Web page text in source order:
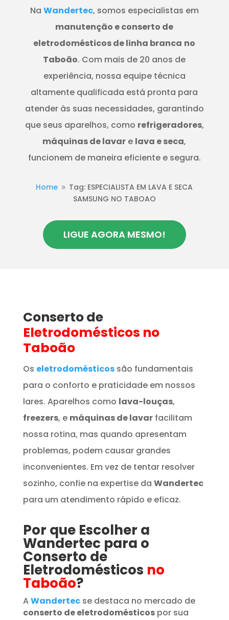
Na Wandertec, somos especialistas em
manutenção e conserto de
eletrodomésticos de linha branca no
Taboão. Com mais de 20 anos de
experiência, nossa equipe técnica
altamente qualificada está pronta para
atender às suas necessidades, garantindo
que seus aparelhos, como refrigeradores,
máquinas de lavar e lava e seca,
funcionem de maneira eficiente e segura.
Home 9 Tag: ESPECIALISTA EM LAVA E SECA
SAMSUNG NO TABOAO
LIGUE AGORA MESMO!
Conserto de
Eletrodomésticos no
Taboão
Os eletrodomésticos são fundamentais
para o conforto e praticidade em nossos
lares. Aparelhos como lava-louças,
freezers, e máquinas de lavarfacilitam
nossa rotina, mas quando apresentam
problemas, podem causar grandes
inconvenientes. Em vez de tentar resolver
sozinho, confie na expertise da Wandertec
para um atendimento rápido e eficaz.
Por que Escolher a
Wandertec para o
Conserto de
Eletrodomésticos no
Taboão?
AWandertecse destaca no mercado de
conserto de eletrodomésticospor sua